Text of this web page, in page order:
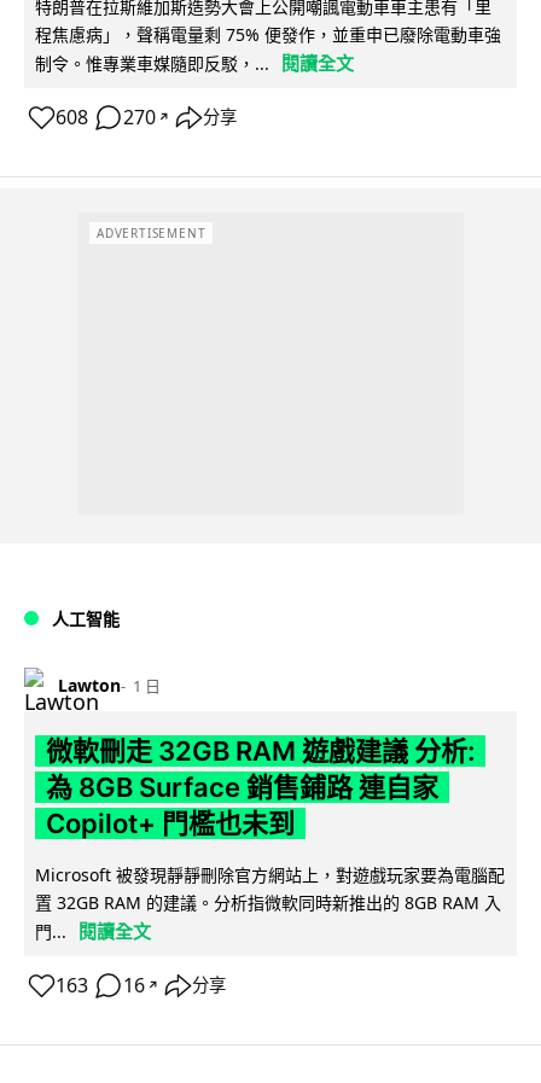
特朗普在拉斯維加斯造勢大會上公開嘲諷電動車車主患有「里
程焦慮病」，聲稱電量剩 75% 便發作，並重申已廢除電動車強
制令。惟專業車媒隨即反駁，...
閱讀全文
608 270 ↗ 分享
ADVERTISEMENT
人工智能
Lawton 1 日
微軟刪走 32GB RAM 遊戲建議 分析:
為 8GB Surface 銷售鋪路 連自家
Copilot+ 門檻也未到
Microsoft 被發現靜靜刪除官方網站上，對遊戲玩家要為電腦配
置 32GB RAM 的建議。分析指微軟同時新推出的 8GB RAM 入
門...
閱讀全文
163 16 ↗ 分享